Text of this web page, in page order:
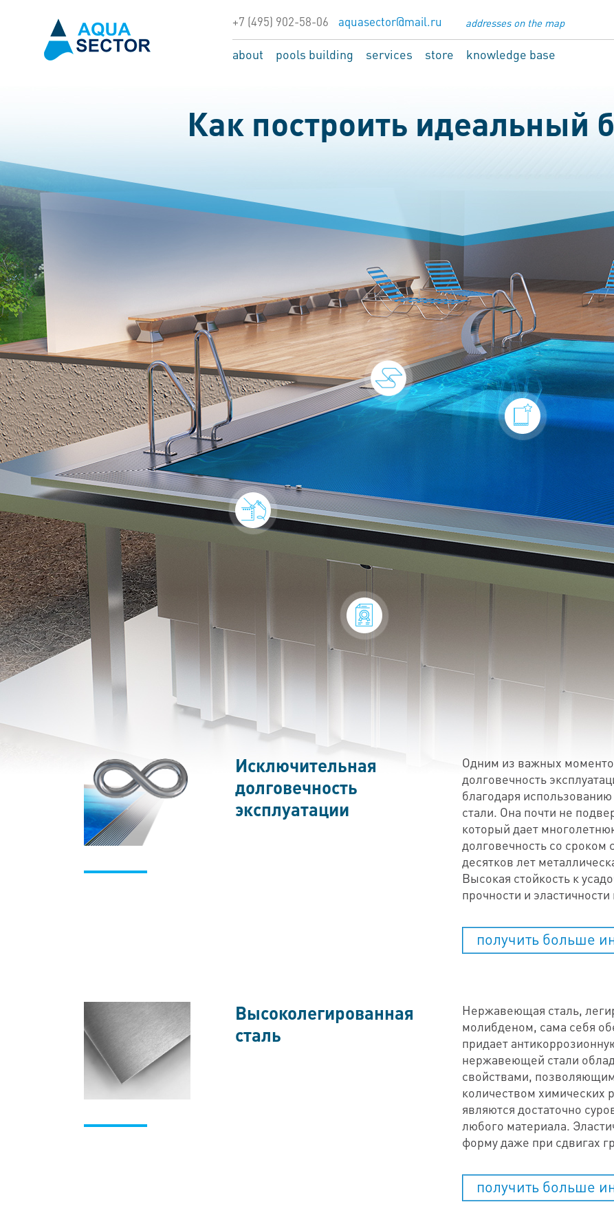
+7 (495) 902-58-06 aquasector@mail.ru addresses on the map
about pools building services store knowledge base
Как построить идеальный
Исключительная
долговечность
эксплуатации
Одним из важных
долговечность
благодаря
стали. Она почти не
который дает
долговечность со
десятков лет
Высокая стойкость к
прочности и
получить больше
Высоколегированная
сталь
Нержавеющая сталь,
молибденом, сама себя
придает
нержавеющей стали
свойствами,
количеством химических
являются достаточно
любого материала.
форму даже при сдвигах
получить больше